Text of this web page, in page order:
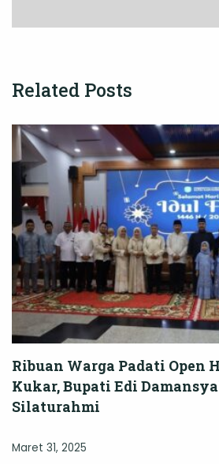
Related Posts
Ribuan Warga Padati Open
Kukar, Bupati Edi
Silaturahmi
Maret 31, 2025